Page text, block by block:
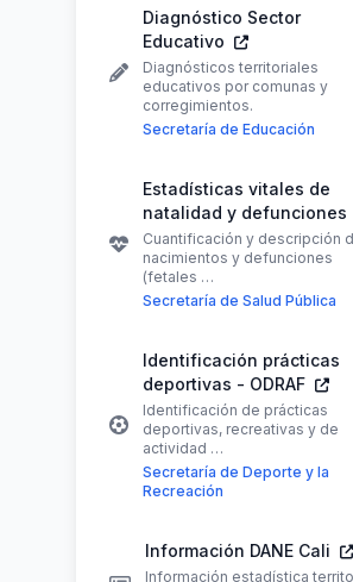
Diagnóstico Sector
Educativo
Diagnósticos territoriales
educativos por comunas y
corregimientos.
Secretaría de Educación
Estadísticas vitales de
natalidad y defunciones
Cuantificación y descripción
nacimientos y defunciones
(fetales …
Secretaría de Salud Pública
Identificación prácticas
deportivas - ODRAF
Identificación de prácticas
deportivas, recreativas y de
actividad …
Secretaría de Deporte y la
Recreación
Información DANE Cali
Información estadística